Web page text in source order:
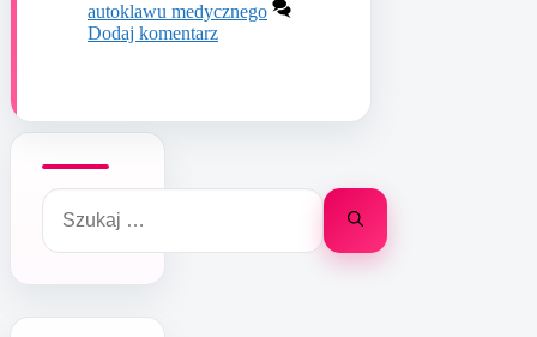
autoklawu medycznego
Dodaj komentarz
Szukaj: